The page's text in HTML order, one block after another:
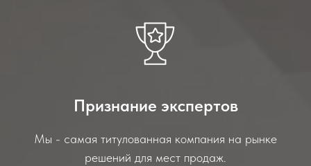
Признание экспертов
Мы - самая титулованная компания на рынке
решений для мест продаж.